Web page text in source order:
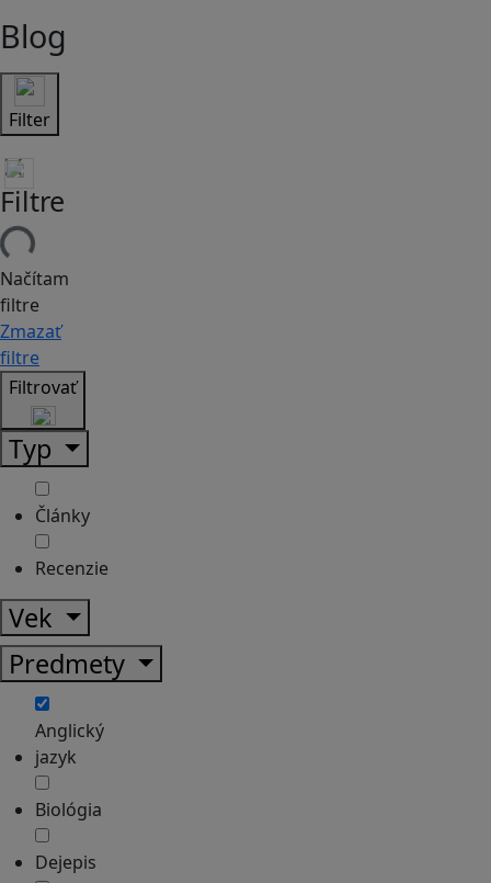
Blog
Filter
Filtre
Načítam
filtre
Zmazať
filtre
Filtrovať
Typ
Články
Recenzie
Vek
Predmety
Anglický
jazyk
Biológia
Dejepis